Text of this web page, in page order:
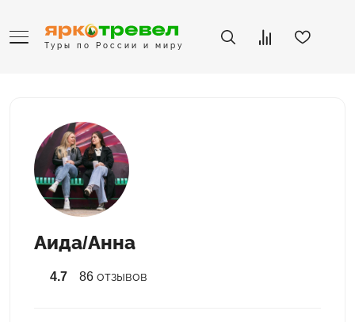
Туры по России и миру
Аида/Анна
4.7 86 отзывов